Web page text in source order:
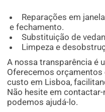
Reparações em
e fechamento.
Substituição de
Limpeza e
A nossa transparência é
Oferecemos
custo em Lisboa,
Não hesite em
podemos ajudá-lo.